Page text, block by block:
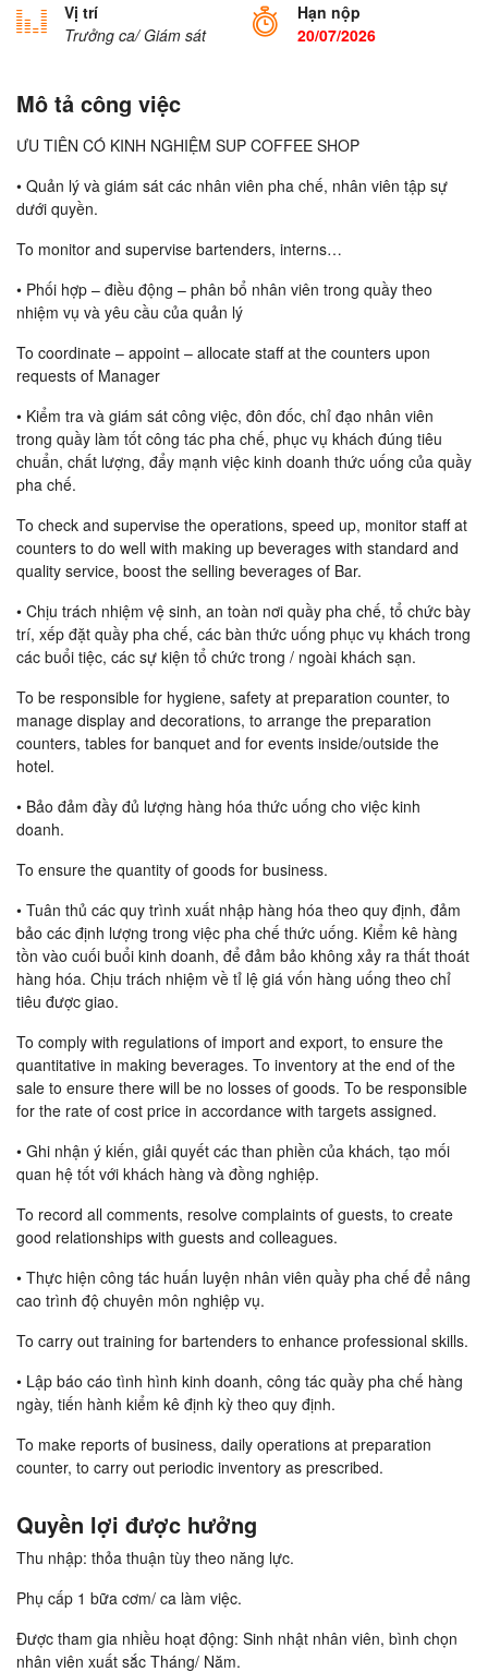
Vị trí
Trưởng ca/ Giám sát
Hạn nộp
20/07/2026
Mô tả công việc
ƯU TIÊN CÓ KINH NGHIỆM SUP COFFEE SHOP
• Quản lý và giám sát các nhân viên pha chế, nhân viên tập sự
dưới quyền.
To monitor and supervise bartenders, interns…
• Phối hợp – điều động – phân bổ nhân viên trong quầy theo
nhiệm vụ và yêu cầu của quản lý
To coordinate – appoint – allocate staff at the counters upon
requests of Manager
• Kiểm tra và giám sát công việc, đôn đốc, chỉ đạo nhân viên
trong quầy làm tốt công tác pha chế, phục vụ khách đúng tiêu
chuẩn, chất lượng, đẩy mạnh việc kinh doanh thức uống của quầy
pha chế.
To check and supervise the operations, speed up, monitor staff at
counters to do well with making up beverages with standard and
quality service, boost the selling beverages of Bar.
• Chịu trách nhiệm vệ sinh, an toàn nơi quầy pha chế, tổ chức bày
trí, xếp đặt quầy pha chế, các bàn thức uống phục vụ khách trong
các buổi tiệc, các sự kiện tổ chức trong / ngoài khách sạn.
To be responsible for hygiene, safety at preparation counter, to
manage display and decorations, to arrange the preparation
counters, tables for banquet and for events inside/outside the
hotel.
• Bảo đảm đầy đủ lượng hàng hóa thức uống cho việc kinh
doanh.
To ensure the quantity of goods for business.
• Tuân thủ các quy trình xuất nhập hàng hóa theo quy định, đảm
bảo các định lượng trong việc pha chế thức uống. Kiểm kê hàng
tồn vào cuối buổi kinh doanh, để đảm bảo không xảy ra thất thoát
hàng hóa. Chịu trách nhiệm về tỉ lệ giá vốn hàng uống theo chỉ
tiêu được giao.
To comply with regulations of import and export, to ensure the
quantitative in making beverages. To inventory at the end of the
sale to ensure there will be no losses of goods. To be responsible
for the rate of cost price in accordance with targets assigned.
• Ghi nhận ý kiến, giải quyết các than phiền của khách, tạo mối
quan hệ tốt với khách hàng và đồng nghiệp.
To record all comments, resolve complaints of guests, to create
good relationships with guests and colleagues.
• Thực hiện công tác huấn luyện nhân viên quầy pha chế để nâng
cao trình độ chuyên môn nghiệp vụ.
To carry out training for bartenders to enhance professional skills.
• Lập báo cáo tình hình kinh doanh, công tác quầy pha chế hàng
ngày, tiến hành kiểm kê định kỳ theo quy định.
To make reports of business, daily operations at preparation
counter, to carry out periodic inventory as prescribed.
Quyền lợi được hưởng
Thu nhập: thỏa thuận tùy theo năng lực.
Phụ cấp 1 bữa cơm/ ca làm việc.
Được tham gia nhiều hoạt động: Sinh nhật nhân viên, bình chọn
nhân viên xuất sắc Tháng/ Năm.